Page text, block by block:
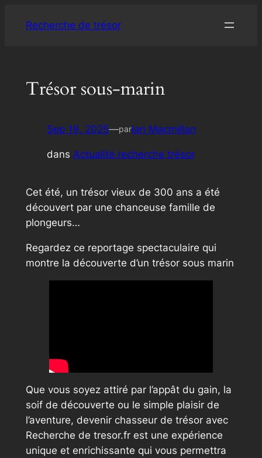
Recherche de trésor
Trésor sous-marin
Sep 19, 2025—parIan Macmillan
dans Actualité recherche trésor
Cet été, un trésor vieux de 300 ans a été
découvert par une chanceuse famille de
plongeurs…
Regardez ce reportage spectaculaire qui
montre la découverte d’un trésor sous marin
Que vous soyez attiré par l’appât du gain, la
soif de découverte ou le simple plaisir de
l’aventure, devenir chasseur de trésor avec
Recherche de tresor.fr est une expérience
unique et enrichissante qui vous permettra